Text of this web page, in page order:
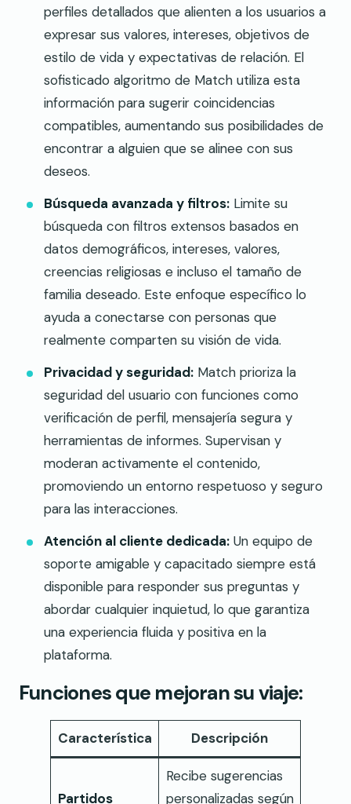
perfiles detallados que alienten a los usuarios a
expresar sus valores, intereses, objetivos de
estilo de vida y expectativas de relación. El
sofisticado algoritmo de Match utiliza esta
información para sugerir coincidencias
compatibles, aumentando sus posibilidades de
encontrar a alguien que se alinee con sus
deseos.
Búsqueda avanzada y filtros: Limite su
búsqueda con filtros extensos basados en
datos demográficos, intereses, valores,
creencias religiosas e incluso el tamaño de
familia deseado. Este enfoque específico lo
ayuda a conectarse con personas que
realmente comparten su visión de vida.
Privacidad y seguridad: Match prioriza la
seguridad del usuario con funciones como
verificación de perfil, mensajería segura y
herramientas de informes. Supervisan y
moderan activamente el contenido,
promoviendo un entorno respetuoso y seguro
para las interacciones.
Atención al cliente dedicada: Un equipo de
soporte amigable y capacitado siempre está
disponible para responder sus preguntas y
abordar cualquier inquietud, lo que garantiza
una experiencia fluida y positiva en la
plataforma.
Funciones que mejoran su viaje:
Característica Descripción
Partidos
Recibe sugerencias
personalizadas según